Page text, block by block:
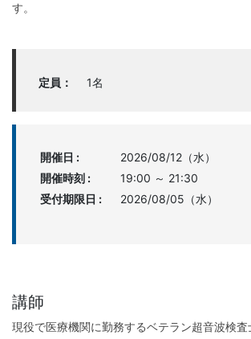
す。
定員： 1名
開催日 :
2026/08/12（水）
開催時刻 :
19:00 ～ 21:30
受付期限日 :
2026/08/05（水）
講師
現役で医療機関に勤務するベテラン超音波検査